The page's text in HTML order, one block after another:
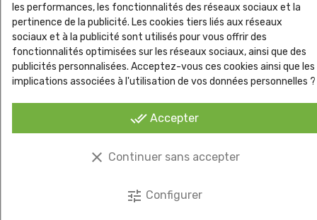
Vous travaillez en zone ventée et vous sécurisez
le bord du gazon synthetique.
Vous standardisez un kit pose pour gagner en
cadence et limiter les reprises.
Exemple terrain. Un talus avec une zone de passage
en haut et un point bas exposé au ruissellement.
geotextile, vous resserrez les fixations en pente, puis
les performances, les fonctionnalités des réseaux sociaux et la
pertinence de la publicité. Les cookies tiers liés aux réseaux
sociaux et à la publicité sont utilisés pour vous offrir des
fonctionnalités optimisées sur les réseaux sociaux, ainsi que des
publicités personnalisées. Acceptez-vous ces cookies ainsi que les
implications associées à l'utilisation de vos données personnelles ?
done_all Accepter
clear Continuer sans accepter
tune Configurer